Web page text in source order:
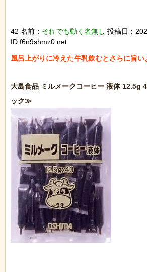
42 名前： それでも動く名無し 投稿日：
ID:f6n9shmz0.net
風呂上がりに冷えた牛乳飲むとさらに旨い
大島食品 ミルメークコーヒー 液体 12.5g